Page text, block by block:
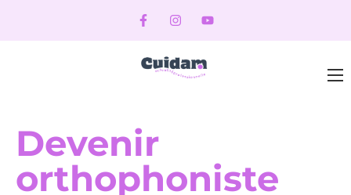
Devenir
orthophoniste